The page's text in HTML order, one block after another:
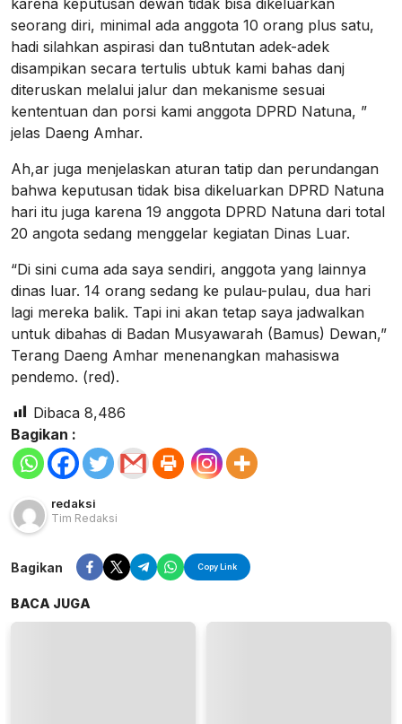
seorang diri, minimal ada anggota 10 orang plus satu,
hadi silahkan aspirasi dan tu8ntutan adek-adek
disampikan secara tertulis ubtuk kami bahas danj
diteruskan melalui jalur dan mekanisme sesuai
kententuan dan porsi kami anggota DPRD Natuna, ”
jelas Daeng Amhar.
Ah,ar juga menjelaskan aturan tatip dan perundangan
bahwa keputusan tidak bisa dikeluarkan DPRD Natuna
hari itu juga karena 19 anggota DPRD Natuna dari total
20 angota sedang menggelar kegiatan Dinas Luar.
“Di sini cuma ada saya sendiri, anggota yang lainnya
dinas luar. 14 orang sedang ke pulau-pulau, dua hari
lagi mereka balik. Tapi ini akan tetap saya jadwalkan
untuk dibahas di Badan Musyawarah (Bamus) Dewan,”
Terang Daeng Amhar menenangkan mahasiswa
pendemo. (red).
Dibaca 8,486
Bagikan :
redaksi
Tim Redaksi
Bagikan Copy Link
BACA JUGA